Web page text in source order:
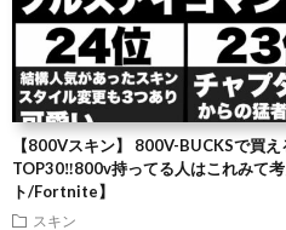
【800Vスキン】 800V-BUCKSで買
TOP30‼️800v持ってる人はこれみて
ト/Fortnite】
スキン